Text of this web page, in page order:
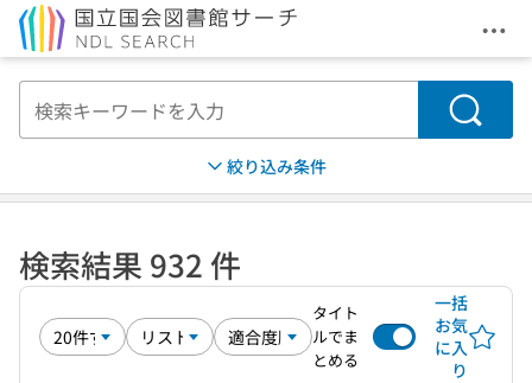
メ
検索
絞り込み条件
検索結果 932 件
タイト
ルでま
とめる
一括
お気
に入
り